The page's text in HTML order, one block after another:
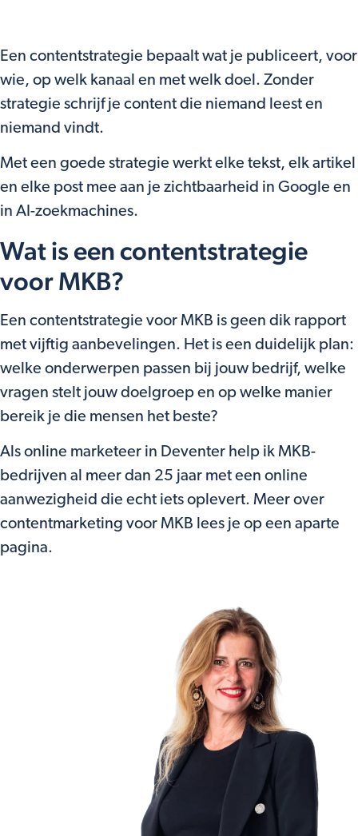
Een contentstrategie bepaalt wat je publiceert, voor
wie, op welk kanaal en met welk doel. Zonder
strategie schrijf je content die niemand leest en
niemand vindt.
Met een goede strategie werkt elke tekst, elk artikel
en elke post mee aan je zichtbaarheid in Google en
in AI-zoekmachines.
Wat is een contentstrategie
voor MKB?
Een contentstrategie voor MKB is geen dik rapport
met vijftig aanbevelingen. Het is een duidelijk plan:
welke onderwerpen passen bij jouw bedrijf, welke
vragen stelt jouw doelgroep en op welke manier
bereik je die mensen het beste?
Als online marketeer in Deventer help ik MKB-
bedrijven al meer dan 25 jaar met een online
aanwezigheid die echt iets oplevert. Meer over
contentmarketing voor MKB lees je op een aparte
pagina.